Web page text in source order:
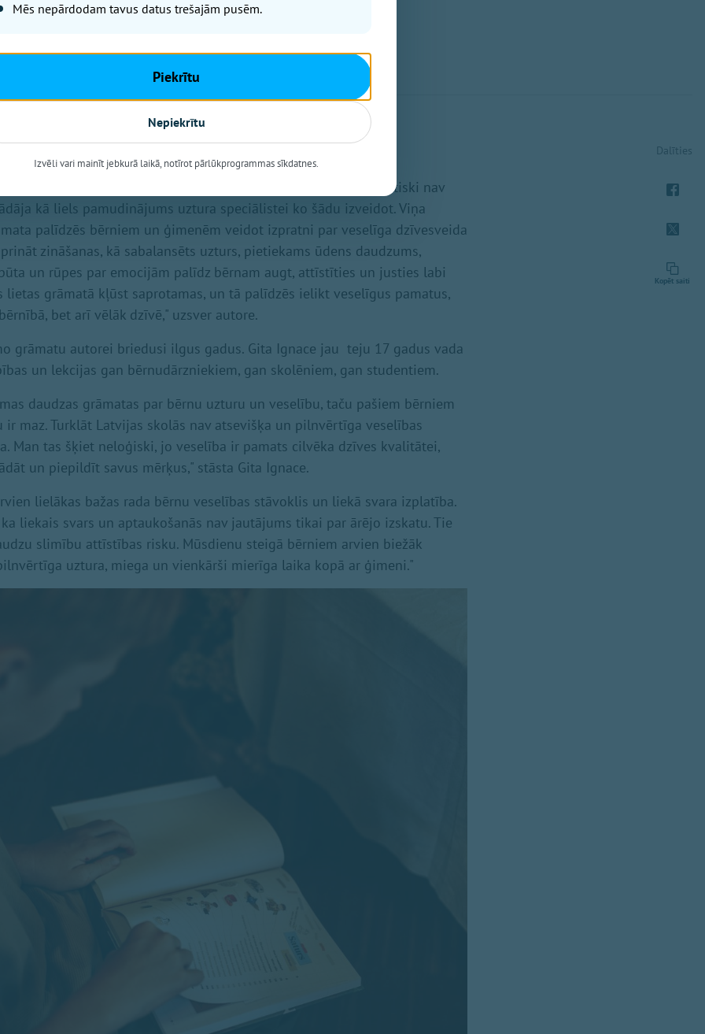
par veselīgu uzturu bērnu auditorijai Latvijā līdz šim praktiski nav
kā liels pamudinājums uztura speciālistei ko šādu izveidot. Viņa
palīdzēs bērniem un ģimenēm veidot izpratni par veselīga dzīvesveida
zināšanas, kā sabalansēts uzturs, pietiekams ūdens daudzums,
un rūpes par emocijām palīdz bērnam augt, attīstīties un justies labi
lietas grāmatā kļūst saprotamas, un tā palīdzēs ielikt veselīgus pamatus,
bet arī vēlāk dzīvē," uzsver autore.
grāmatu autorei briedusi ilgus gadus. Gita Ignace jau teju 17 gadus vada
un lekcijas gan bērnudārzniekiem, gan skolēniem, gan studentiem.
daudzas grāmatas par bērnu uzturu un veselību, taču pašiem bērniem
maz. Turklāt Latvijas skolās nav atsevišķa un pilnvērtīga veselības
Man tas šķiet neloģiski, jo veselība ir pamats cilvēka dzīves kvalitātei,
un piepildīt savus mērķus," stāsta Gita Ignace.
lielākas bažas rada bērnu veselības stāvoklis un liekā svara izplatība.
liekais svars un aptaukošanās nav jautājums tikai par ārējo izskatu. Tie
slimību attīstības risku. Mūsdienu steigā bērniem arvien biežāk
uztura, miega un vienkārši mierīga laika kopā ar ģimeni."
Dalīties
Kopēt saiti
Mēs nepārdodam tavus datus trešajām pusēm.
Piekrītu
Nepiekrītu
Izvēli vari mainīt jebkurā laikā, notīrot pārlūkprogrammas sīkdatnes.